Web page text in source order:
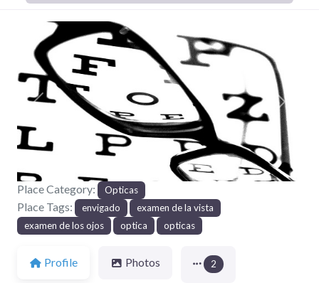
Previous Next
Place Category: Opticas
Place Tags: envigado
examen de la vista
examen de los ojos
optica opticas
Profile Photos 2